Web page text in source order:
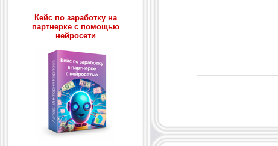
Кейс по заработку на
партнерке с помощью
нейросети